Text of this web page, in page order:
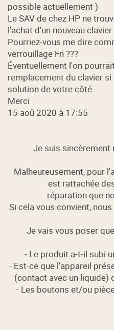
possible actuellement )
Le SAV de chez HP ne
l'achat d'un nouveau
Pourriez-vous me dire
verrouillage Fn ???
Éventuellement l'on
remplacement du clavier
solution de votre côté.
Merci
15 aoû 2020 à 17:55
Je suis sincèrement
Malheureusement, pour
est rattachée
réparation que
Si cela vous convient,
Je vais vous poser
- Le produit a-t-il subi
- Est-ce que l’appareil
(contact avec un liquide)
- Les boutons et/ou